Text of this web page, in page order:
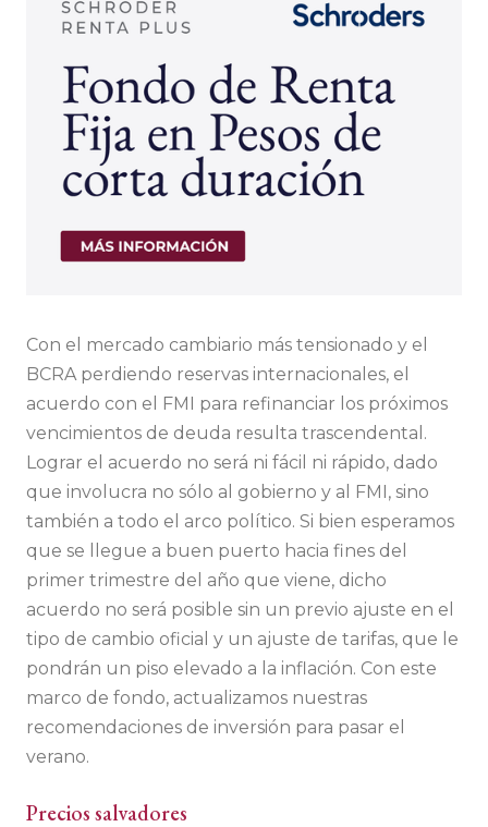
Con el mercado cambiario más tensionado y el
BCRA perdiendo reservas internacionales, el
acuerdo con el FMI para refinanciar los próximos
vencimientos de deuda resulta trascendental.
Lograr el acuerdo no será ni fácil ni rápido, dado
que involucra no sólo al gobierno y al FMI, sino
también a todo el arco político. Si bien esperamos
que se llegue a buen puerto hacia fines del
primer trimestre del año que viene, dicho
acuerdo no será posible sin un previo ajuste en el
tipo de cambio oficial y un ajuste de tarifas, que le
pondrán un piso elevado a la inflación. Con este
marco de fondo, actualizamos nuestras
recomendaciones de inversión para pasar el
verano.
Precios salvadores